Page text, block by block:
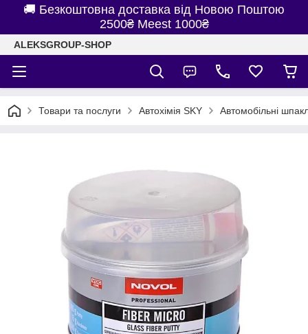
🚚 Безкоштовна доставка від Новою Поштою
2500₴ Meest 1000₴
ALEKSGROUP-SHOP
Товари та послуги Автохімія SKY Автомобільні